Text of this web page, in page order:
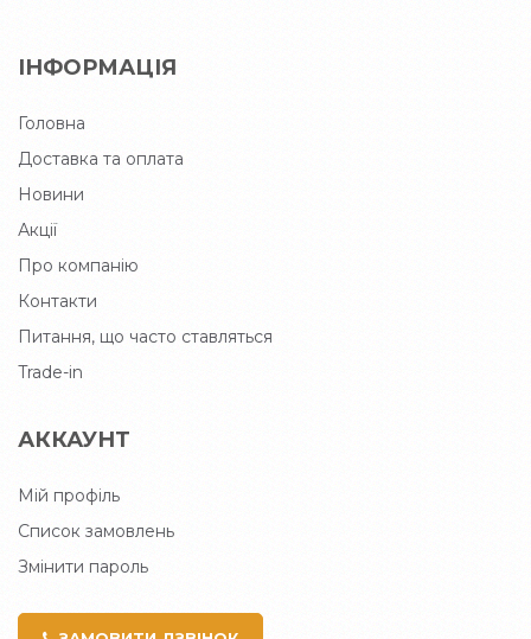
ІНФОРМАЦІЯ
Головна
Доставка та оплата
Новини
Акції
Про компанію
Контакти
Питання, що часто ставляться
Trade-in
АККАУНТ
Мій профіль
Список замовлень
Змінити пароль